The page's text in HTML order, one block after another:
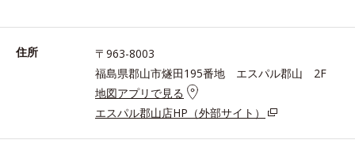
住所
〒963-8003
福島県郡山市燧田195番地 エスパル郡山 2F
地図アプリで見る
エスパル郡山店HP（外部サイト）